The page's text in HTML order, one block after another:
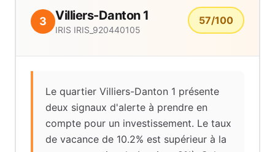
3 Villiers-Danton 1
IRIS IRIS_920440105
57/100
Le quartier Villiers-Danton 1 présente
deux signaux d'alerte à prendre en
compte pour un investissement. Le taux
de vacance de 10.2% est supérieur à la